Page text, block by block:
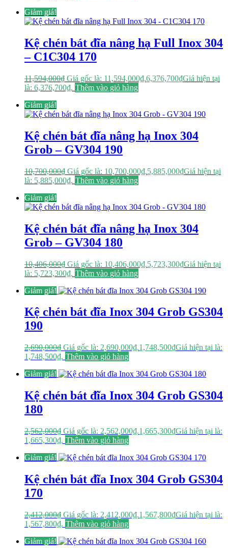
Giảm giá!
Kệ chén bát đĩa nâng hạ Full Inox 304
– C1C304 170
11,594,000₫ Giá gốc là: 11,594,000₫.6,376,700₫Giá hiện tại
là: 6,376,700₫. Thêm vào giỏ hàng
Giảm giá!
Kệ chén bát đĩa nâng hạ Inox 304
Grob – GV304 190
10,700,000₫ Giá gốc là: 10,700,000₫.5,885,000₫Giá hiện tại
là: 5,885,000₫. Thêm vào giỏ hàng
Giảm giá!
Kệ chén bát đĩa nâng hạ Inox 304
Grob – GV304 180
10,406,000₫ Giá gốc là: 10,406,000₫.5,723,300₫Giá hiện tại
là: 5,723,300₫. Thêm vào giỏ hàng
Giảm giá!
Kệ chén bát đĩa Inox 304 Grob GS304
190
2,690,000₫ Giá gốc là: 2,690,000₫.1,748,500₫Giá hiện tại là:
1,748,500₫. Thêm vào giỏ hàng
Giảm giá!
Kệ chén bát đĩa Inox 304 Grob GS304
180
2,562,000₫ Giá gốc là: 2,562,000₫.1,665,300₫Giá hiện tại là:
1,665,300₫. Thêm vào giỏ hàng
Giảm giá!
Kệ chén bát đĩa Inox 304 Grob GS304
170
2,412,000₫ Giá gốc là: 2,412,000₫.1,567,800₫Giá hiện tại là:
1,567,800₫. Thêm vào giỏ hàng
Giảm giá!